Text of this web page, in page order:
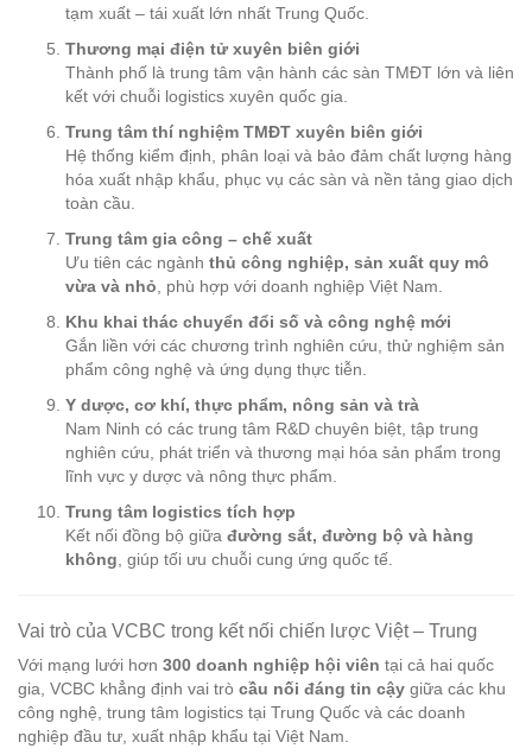
tạm xuất – tái xuất lớn nhất Trung Quốc.
Thương mại điện tử xuyên biên giới
Thành phố là trung tâm vận hành các sàn TMĐT lớn và liên
kết với chuỗi logistics xuyên quốc gia.
Trung tâm thí nghiệm TMĐT xuyên biên giới
Hệ thống kiểm định, phân loại và bảo đảm chất lượng hàng
hóa xuất nhập khẩu, phục vụ các sàn và nền tảng giao dịch
toàn cầu.
Trung tâm gia công – chế xuất
Ưu tiên các ngành thủ công nghiệp, sản xuất quy mô
vừa và nhỏ , phù hợp với doanh nghiệp Việt Nam.
Khu khai thác chuyển đổi số và công nghệ mới
Gắn liền với các chương trình nghiên cứu, thử nghiệm sản
phẩm công nghệ và ứng dụng thực tiễn.
Y dược, cơ khí, thực phẩm, nông sản và trà
Nam Ninh có các trung tâm R&D chuyên biệt, tập trung
nghiên cứu, phát triển và thương mại hóa sản phẩm trong
lĩnh vực y dược và nông thực phẩm.
Trung tâm logistics tích hợp
Kết nối đồng bộ giữa đường sắt, đường bộ và hàng
không , giúp tối ưu chuỗi cung ứng quốc tế.
Vai trò của VCBC trong kết nối chiến lược Việt – Trung
Với mạng lưới hơn 300 doanh nghiệp hội viên tại cả hai quốc
gia, VCBC khẳng định vai trò cầu nối đáng tin cậy giữa các khu
công nghệ, trung tâm logistics tại Trung Quốc và các doanh
nghiệp đầu tư, xuất nhập khẩu tại Việt Nam.